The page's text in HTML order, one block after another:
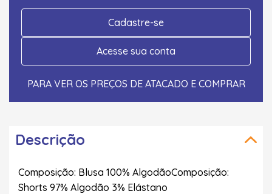
Cadastre-se
Acesse sua conta
PARA VER OS PREÇOS DE ATACADO E COMPRAR
Descrição
Composição: Blusa 100% AlgodãoComposição:
Shorts 97% Algodão 3% Elástano